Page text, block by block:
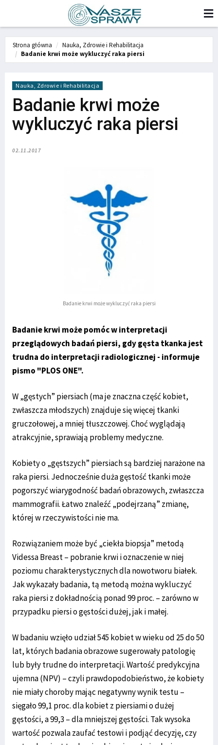
Strona główna
Nauka, Zdrowie i Rehabilitacja
Badanie krwi może wykluczyć raka piersi
Nauka, Zdrowie i Rehabilitacja
Badanie krwi może
wykluczyć raka piersi
02.11.2017
Badanie krwi może wykluczyć raka piersi
Badanie krwi może pomóc w interpretacji
przeglądowych badań piersi, gdy gęsta tkanka jest
trudna do interpretacji radiologicznej - informuje
pismo "PLOS ONE".
W „gęstych” piersiach (ma je znaczna część kobiet,
zwłaszcza młodszych) znajduje się więcej tkanki
gruczołowej, a mniej tłuszczowej. Choć wyglądają
atrakcyjnie, sprawiają problemy medyczne.
Kobiety o „gęstszych” piersiach są bardziej narażone na
raka piersi. Jednocześnie duża gęstość tkanki może
pogorszyć wiarygodność badań obrazowych, zwłaszcza
mammografii. Łatwo znaleźć „podejrzaną” zmianę,
której w rzeczywistości nie ma.
Rozwiązaniem może być „ciekła biopsja” metodą
Videssa Breast – pobranie krwi i oznaczenie w niej
poziomu charakterystycznych dla nowotworu białek.
Jak wykazały badania, tą metodą można wykluczyć
raka piersi z dokładnością ponad 99 proc. – zarówno w
przypadku piersi o gęstości dużej, jak i małej.
W badaniu wzięło udział 545 kobiet w wieku od 25 do 50
lat, których badania obrazowe sugerowały patologię
lub były trudne do interpretacji. Wartość predykcyjna
ujemna (NPV) – czyli prawdopodobieństwo, że kobiety
nie miały choroby mając negatywny wynik testu –
sięgało 99,1 proc. dla kobiet z piersiami o dużej
gęstości, a 99,3 – dla mniejszej gęstości. Tak wysoka
wartość pozwala zaufać testowi i podjąć decyzję, czy